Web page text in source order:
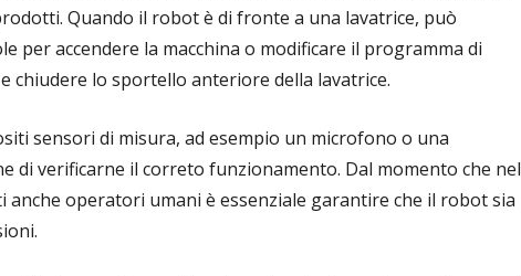
Quando il robot è di fronte a una lavatrice, può
per accendere la macchina o modificare il programma di
chiudere lo sportello anteriore della lavatrice.
sensori di misura, ad esempio un microfono o una
di verificarne il correto funzionamento. Dal momento che nel
operatori umani è essenziale garantire che il robot sia